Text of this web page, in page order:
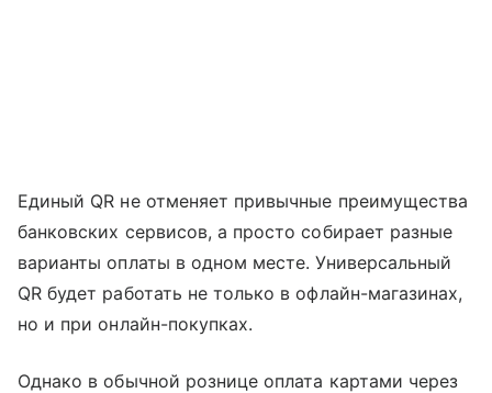
Единый QR не отменяет привычные преимущества
банковских сервисов, а просто собирает разные
варианты оплаты в одном месте. Универсальный
QR будет работать не только в офлайн-магазинах,
но и при онлайн-покупках.
Однако в обычной рознице оплата картами через